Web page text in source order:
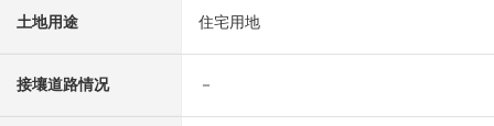
土地用途 住宅用地
接壤道路情况 －